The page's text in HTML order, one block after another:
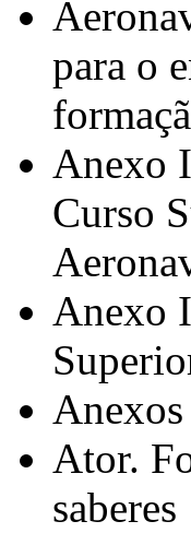
para o
Anexo
Curso
Anexo
Anexos
Ator.
saberes